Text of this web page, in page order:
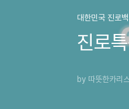
대한민국 진로백
진로
by 따뜻한카리